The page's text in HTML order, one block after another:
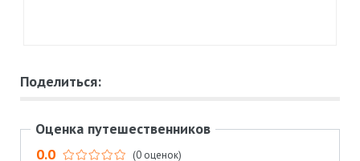
Поделиться:
Оценка путешественников
0.0
(0 оценок)